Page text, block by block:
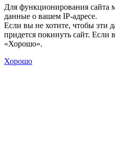
Для функционирования сайта
данные о вашем IP-адресе.
Если вы не хотите, чтобы эти
придется покинуть сайт.
«Хорошо».
Хорошо